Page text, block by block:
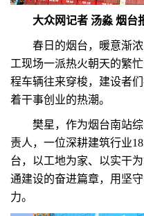
大众网记者 汤淼 烟台
春日的烟台，暖意渐浓
工现场一派热火朝天的繁
程车辆往来穿梭，建设者
着干事创业的热潮。
樊星，作为烟台南站综
责人，一位深耕建筑行业
台，以工地为家、以实干
通建设的奋进篇章，用坚
力。